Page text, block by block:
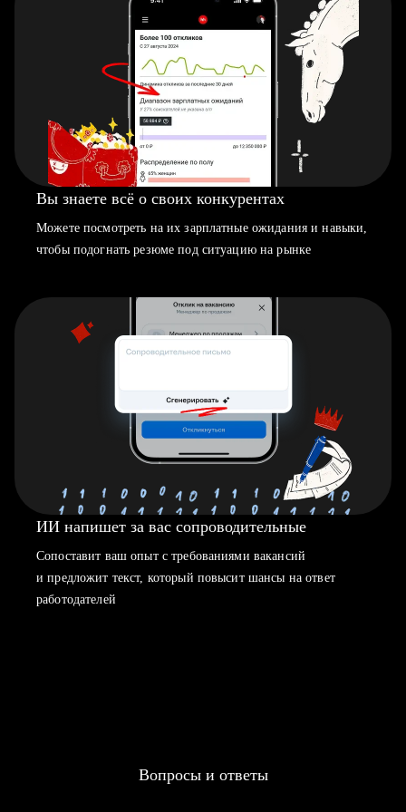
Вы знаете всё о своих конкурентах
Можете посмотреть на их зарплатные ожидания и навыки,
чтобы подогнать резюме под ситуацию на рынке
ИИ напишет за вас сопроводительные
Сопоставит ваш опыт с требованиями вакансий
и предложит текст, который повысит шансы на ответ
работодателей
Вопросы и ответы